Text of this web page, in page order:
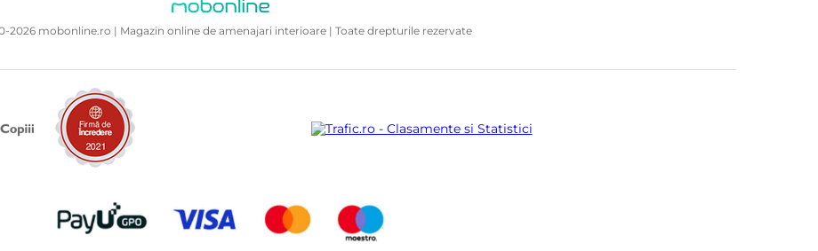
2026 mobonline.ro | Magazin online de amenajari interioare | Toate drepturile rezervate